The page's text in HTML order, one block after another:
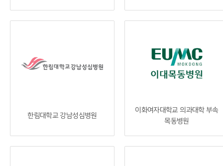
한림대학교 강남성심병원
이화여자대학교 의과대학 부속
목동병원